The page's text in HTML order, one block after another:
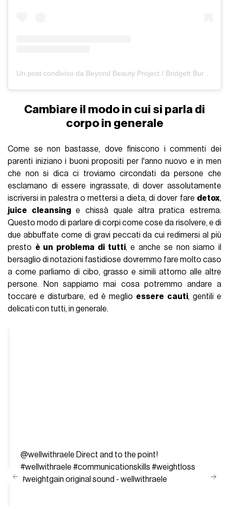
Cambiare il modo in cui si parla di
corpo in generale
Come se non bastasse, dove finiscono i commenti dei
parenti iniziano i buoni propositi per l'anno nuovo e in men
che non si dica ci troviamo circondati da persone che
esclamano di essere ingrassate, di dover assolutamente
iscriversi in palestra o mettersi a dieta, di dover fare detox,
juice cleansinge chissà quale altra pratica estrema.
Questo modo di parlare di corpi come cose da risolvere, e di
due abbuffate come di gravi peccati da cui redimersi al più
presto è un problema di tutti, e anche se non siamo il
bersaglio di notazioni fastidiose dovremmo fare molto caso
a come parliamo di cibo, grasso e simili attorno alle altre
persone. Non sappiamo mai cosa potremmo andare a
toccare e disturbare, ed è meglio essere cauti, gentili e
delicati con tutti, in generale.
@wellwithraele Direct and to the point!
#wellwithraele #communicationskills #weightloss
#weightgain original sound - wellwithraele